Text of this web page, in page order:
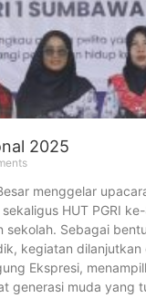
2025
menggelar
HUT PGRI
sekolah. Sebagai
kegiatan dilanjutkan
Ekspresi,
generasi muda yang